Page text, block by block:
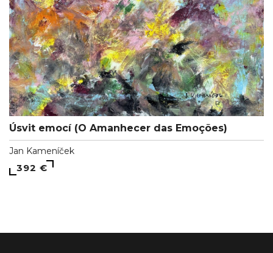
Úsvit emocí (O Amanhecer das Emoções)
Jan Kameníček
392 €